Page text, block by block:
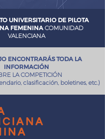
UNIVERSITARIO DE PILOTA
FEMENINACOMUNIDAD
VALENCIANA
ENCONTRARÁS TODA LA
INFORMACIÓN
LA COMPETICIÓN
clasificación, boletines, etc.)